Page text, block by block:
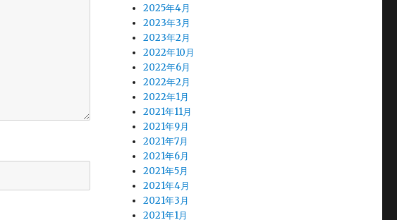
2025年4月
2023年3月
2023年2月
2022年10月
2022年6月
2022年2月
2022年1月
2021年11月
2021年9月
2021年7月
2021年6月
2021年5月
2021年4月
2021年3月
2021年1月